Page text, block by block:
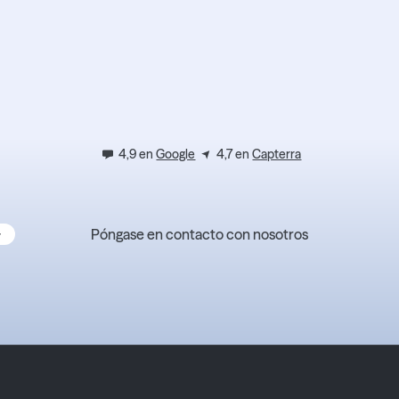
4,9 enGoogle 4,7 enCapterra
Póngase en contacto con nosotros